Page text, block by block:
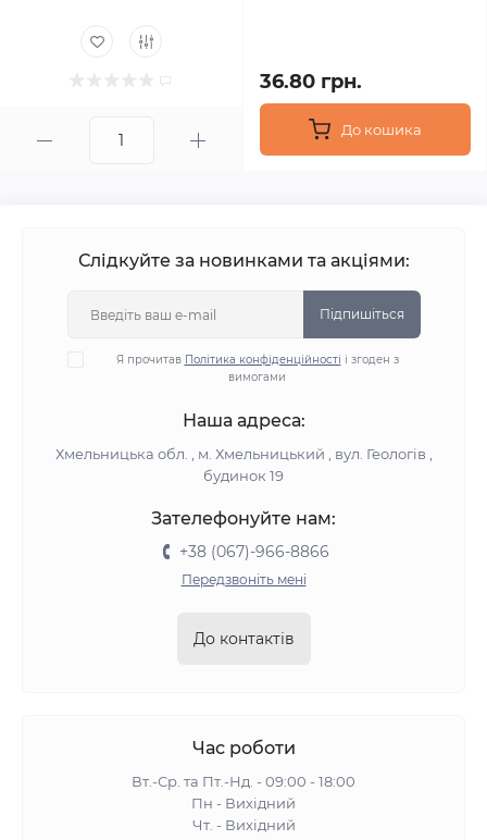
36.80 грн.
До кошика
Слідкуйте за новинками та акціями:
Підпишіться
Я прочитав Політика конфіденційності і згоден з
вимогами
Наша адреса:
Хмельницька обл. , м. Хмельницький , вул. Геологів ,
будинок 19
Зателефонуйте нам:
+38 (067)-966-8866
Передзвоніть мені
До контактів
Час роботи
Вт.-Ср. та Пт.-Нд. - 09:00 - 18:00
Пн - Вихідний
Чт. - Вихідний